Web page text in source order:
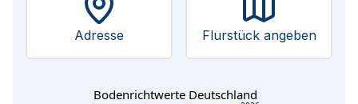
Adresse Flurstück angeben
Bodenrichtwerte Deutschland